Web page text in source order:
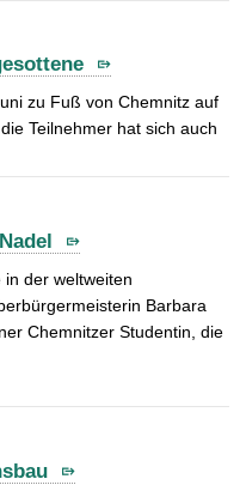
zu Fuß von Chemnitz auf
Teilnehmer hat sich auch
der weltweiten
Barbara
Chemnitzer Studentin, die